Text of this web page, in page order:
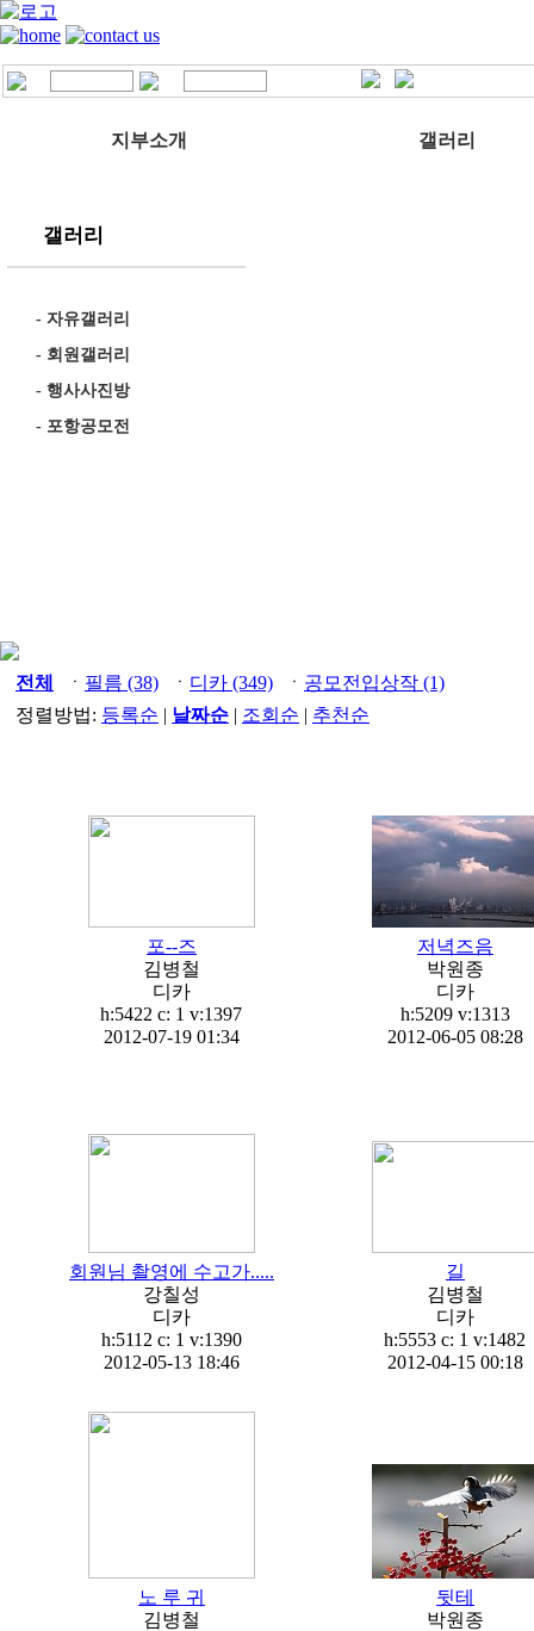
지부소개 갤러리
갤러리
- 자유갤러리
- 회원갤러리
- 행사사진방
- 포항공모전
전체 ㆍ 필름 (38) ㆍ 디카 (349) ㆍ 공모전입상작 (1)
정렬방법: 등록순 | 날짜순 | 조회순 | 추천순
포--즈
김병철
디카
h:5422 c: 1v:1397
2012-07-19 01:34
저녁즈음
박원종
디카
h:5209 v:1313
2012-06-05 08:28
회원님 촬영에 수고가.....
강칠성
디카
h:5112 c: 1 v:1390
2012-05-13 18:46
길
김병철
디카
h:5553 c: 1v:1482
2012-04-15 00:18
노 루 귀
김병철
뒷테
박원종